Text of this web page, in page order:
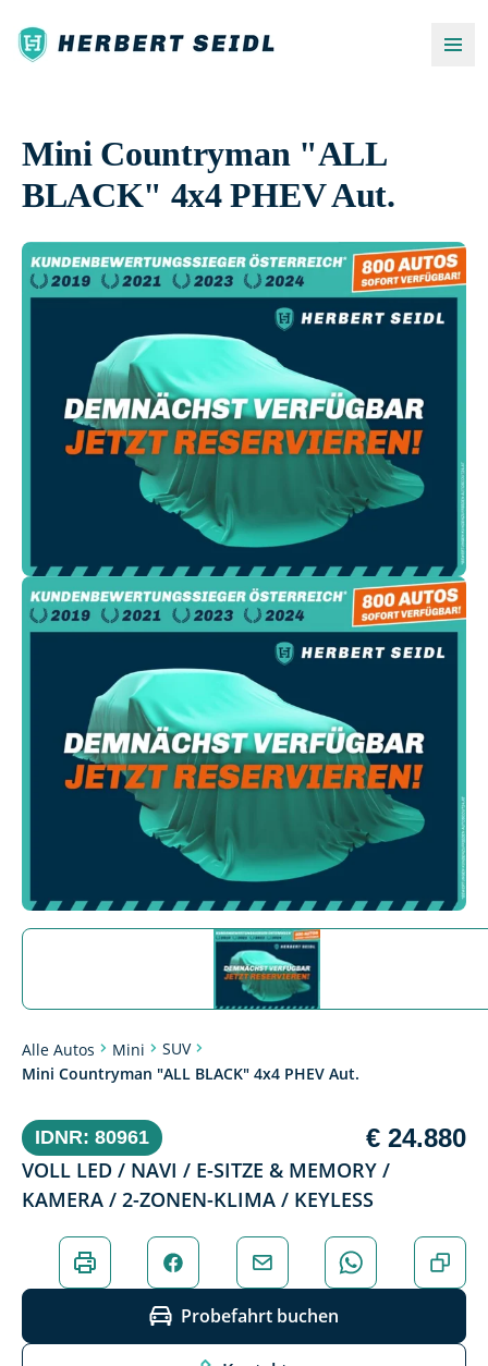
Mini Countryman "ALL
BLACK" 4x4 PHEV Aut.
Alle Autos Mini
SUV
Mini Countryman "ALL BLACK" 4x4 PHEV Aut.
IDNR: 80961 € 24.880
VOLL LED / NAVI / E-SITZE & MEMORY /
KAMERA / 2-ZONEN-KLIMA / KEYLESS
Probefahrt buchen